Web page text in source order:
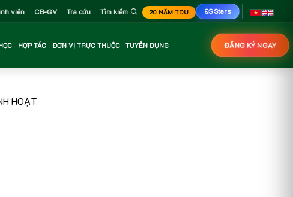
viên CB-GV Tra cứu Tìm kiếm 20 NĂM TDU QS Stars
HỢP TÁC ĐƠN VỊ TRỰC THUỘC TUYỂN DỤNG ĐĂNG KÝ NGAY
HOẠT